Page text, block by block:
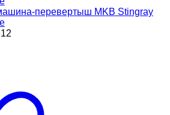
перевертыш MKB Stingray